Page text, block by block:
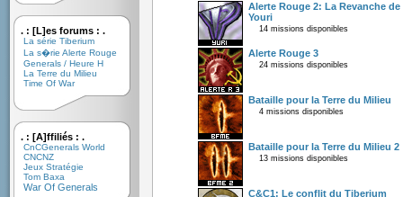
. : [L]es forums : .
La série Tiberium
La s�rie Alerte Rouge
Generals / Heure H
La Terre du Milieu
Time Of War
. : [A]ffiliés : .
CnCGenerals World
CNCNZ
Jeux Stratégie
Tom Baxa
War Of Generals
Alerte Rouge 2: La Revanche de
Youri
14 missions disponibles
Alerte Rouge 3
24 missions disponibles
Bataille pour la Terre du Milieu
4 missions disponibles
Bataille pour la Terre du Milieu 2
13 missions disponibles
C&C1: Le conflit du Tiberium